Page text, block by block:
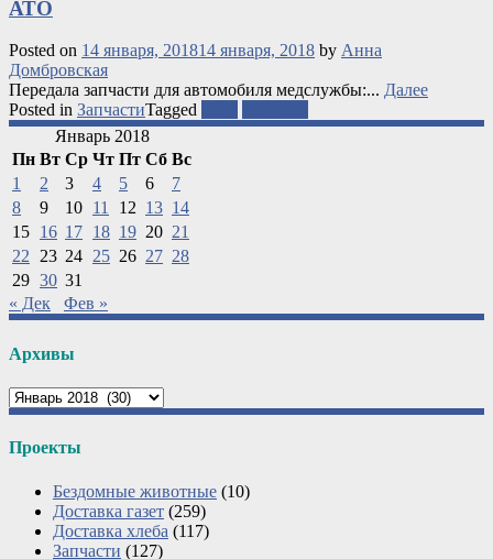
АТО
Posted on 14 января, 201814 января, 2018 by Анна
Домбровская
Передала запчасти для автомобиля медслужбы:... Далее
Posted in ЗапчастиTagged
Январь 2018
Пн Вт Ср Чт Пт Сб Вс
1
2 3 4 5 6
7
8
9 10 11 12 13 14
15 16 17 18 19 20 21
22 23 24 25 26 27 28
29 30 31
« Дек
Фев »
Архивы
Архивы
Проекты
Бездомные животные (10)
Доставка газет (259)
Доставка хлеба (117)
Запчасти (127)